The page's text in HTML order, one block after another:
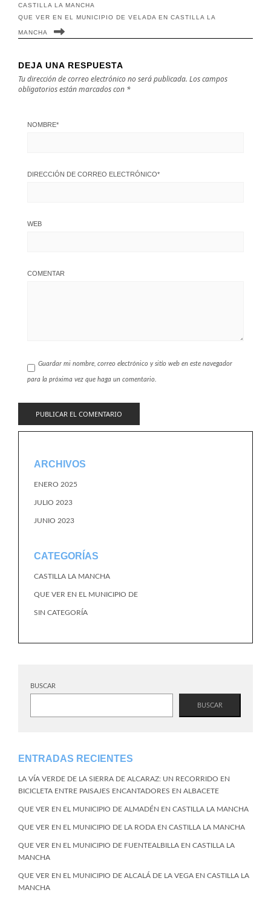
CASTILLA LA MANCHA
QUE VER EN EL MUNICIPIO DE VELADA EN CASTILLA LA
MANCHA
DEJA UNA RESPUESTA
Tu dirección de correo electrónico no será publicada. Los campos
obligatorios están marcados con *
NOMBRE*
DIRECCIÓN DE CORREO ELECTRÓNICO*
WEB
COMENTAR
Guardar mi nombre, correo electrónico y sitio web en este navegador
para la próxima vez que haga un comentario.
ARCHIVOS
ENERO 2025
JULIO 2023
JUNIO 2023
CATEGORÍAS
CASTILLA LA MANCHA
QUE VER EN EL MUNICIPIO DE
SIN CATEGORÍA
BUSCAR
BUSCAR
ENTRADAS RECIENTES
LA VÍA VERDE DE LA SIERRA DE ALCARAZ: UN RECORRIDO EN
BICICLETA ENTRE PAISAJES ENCANTADORES EN ALBACETE
QUE VER EN EL MUNICIPIO DE ALMADÉN EN CASTILLA LA MANCHA
QUE VER EN EL MUNICIPIO DE LA RODA EN CASTILLA LA MANCHA
QUE VER EN EL MUNICIPIO DE FUENTEALBILLA EN CASTILLA LA
MANCHA
QUE VER EN EL MUNICIPIO DE ALCALÁ DE LA VEGA EN CASTILLA LA
MANCHA